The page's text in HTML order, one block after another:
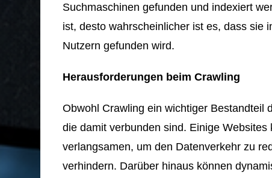
Suchmaschinen gefunden und indexiert
ist, desto wahrscheinlicher ist es, dass sie
Nutzern gefunden wird.
Herausforderungen beim Crawling
Obwohl Crawling ein wichtiger Bestandteil
die damit verbunden sind. Einige
verlangsamen, um den Datenverkehr zu
verhindern. Darüber hinaus können